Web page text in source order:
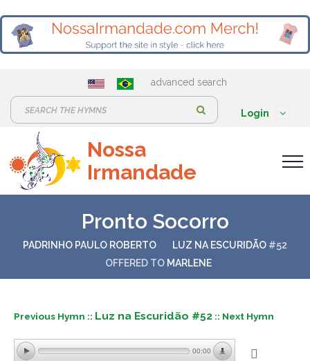
advanced search
e
a
r
Login
Nossa
Irmandade
Pronto Socorro
PADRINHO PAULO ROBERTO LUZ NA ESCURIDÃO #52
OFFERED TO MARLENE
Previous Hymn :: Luz na Escuridão #52 :: Next Hymn
00:00